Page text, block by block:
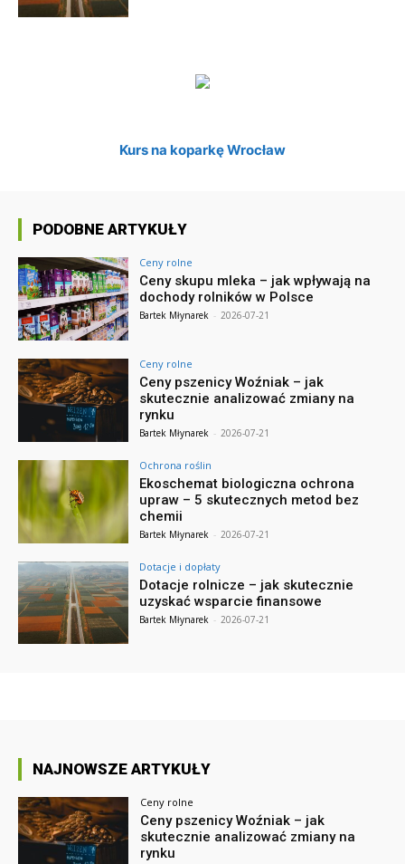
Kurs na koparkę Wrocław
PODOBNE ARTYKUŁY
Ceny rolne
Ceny skupu mleka – jak wpływają na
dochody rolników w Polsce
Bartek Młynarek - 2026-07-21
Ceny rolne
Ceny pszenicy Woźniak – jak
skutecznie analizować zmiany na
rynku
Bartek Młynarek - 2026-07-21
Ochrona roślin
Ekoschemat biologiczna ochrona
upraw – 5 skutecznych metod bez
chemii
Bartek Młynarek - 2026-07-21
Dotacje i dopłaty
Dotacje rolnicze – jak skutecznie
uzyskać wsparcie finansowe
Bartek Młynarek - 2026-07-21
NAJNOWSZE ARTYKUŁY
Ceny rolne
Ceny pszenicy Woźniak – jak
skutecznie analizować zmiany na
rynku